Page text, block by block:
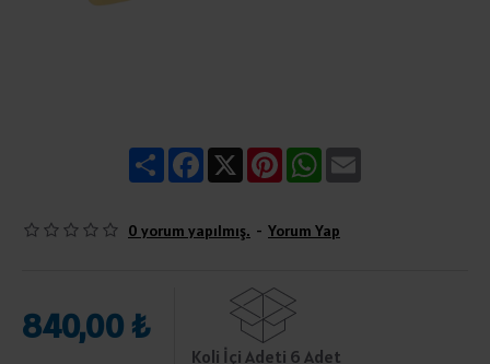
ShareFacebook
X PinterestWhatsApp
0 yorum yapılmış. - Yorum Yap
840,00 ₺
Koli İçi Adeti 6 Adet